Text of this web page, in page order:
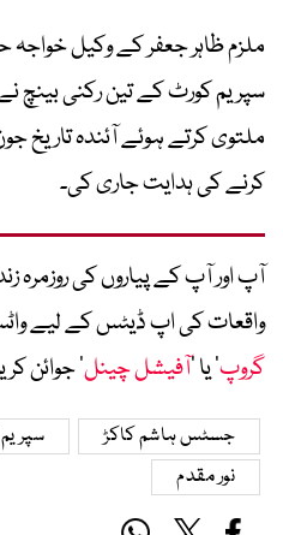
ملزم ظاہر جعفر کے وکیل
سپریم کورٹ کے تین رکنی
ملتوی کرتے ہوئے آئندہ تاریخ
کرنے کی ہدایت جاری کی۔
آپ اور آپ کے پیاروں کی روزمرہ
واقعات کی اپ ڈیٹس کے لیے
گروپ‘ یا ’آفیشل چینل‘ جوائن
جسٹس ہاشم کاکڑ
نور مقدم